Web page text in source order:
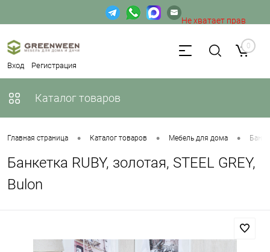
Вход Регистрация
Не хватает прав
доступа к веб-форме. 0
Каталог товаров
Главная страница • Каталог товаров • Мебель для дома •
Банкетка RUBY, золотая, STEEL GREY,
Bulon